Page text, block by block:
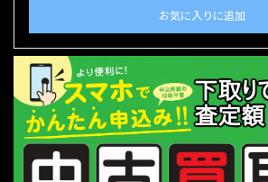
お気に入りに追加